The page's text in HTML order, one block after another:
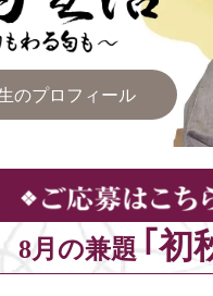
のプロフィール
8月の兼題 ｢初